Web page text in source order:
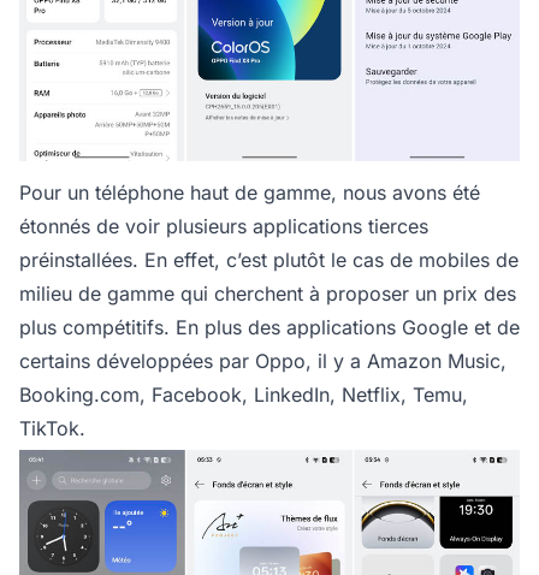
Pour un téléphone haut de gamme, nous avons été
étonnés de voir plusieurs applications tierces
préinstallées. En effet, c’est plutôt le cas de mobiles de
milieu de gamme qui cherchent à proposer un prix des
plus compétitifs. En plus des applications Google et de
certains développées par Oppo, il y a Amazon Music,
Booking.com, Facebook, LinkedIn, Netflix, Temu,
TikTok.